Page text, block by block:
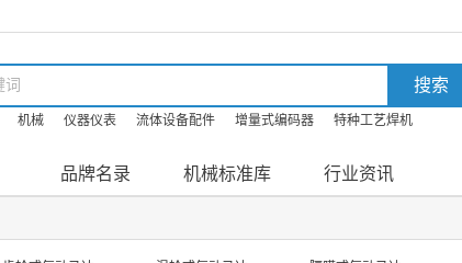
机械 仪器仪表 流体设备配件 增量式编码器
特种工艺焊机
品牌名录 机械标准库 行业资讯